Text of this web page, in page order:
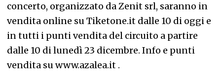
concerto, organizzato da Zenit srl, saranno in
vendita online su Tiketone.it dalle 10 di oggi e
in tutti i punti vendita del circuito a partire
dalle 10 di lunedì 23 dicembre. Info e punti
vendita su www.azalea.it .